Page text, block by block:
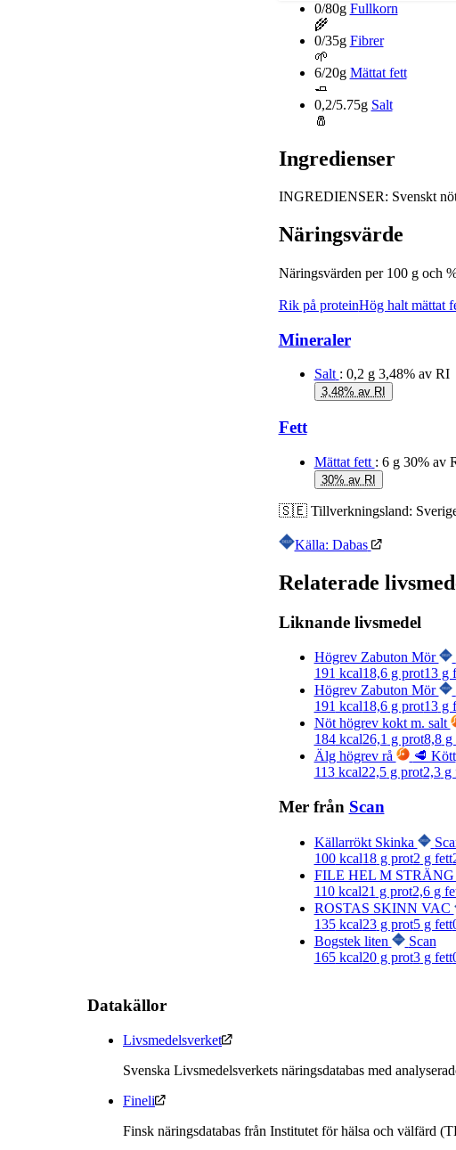
0/80g Fullkorn
🌾
0/35g Fibrer
🌱
6/20g Mättat fett
🧈
0,2/5.75g Salt
🧂
Ingredienser
INGREDIENSER: Svenskt
Näringsvärde
Näringsvärden per 100 g och
Rik på proteinHög halt mättat
Mineraler
Salt : 0,2 g 3,48% av RI
3,48% av RI
Fett
Mättat fett : 6 g 30% av
30% av RI
🇸🇪 Tillverkningsland:
Källa: Dabas
Relaterade
Liknande livsmedel
Högrev Zabuton Mör
191 kcal18,6g prot13g
Högrev Zabuton Mör
191 kcal18,6g prot13g
Nöt högrev kokt m. salt
184kcal26,1 g prot8,8g
Älg högrev rå
🥩 Kött
113kcal22,5g prot2,3g
Mer från Scan
Källarrökt Skinka
100kcal18g prot2 g fett
FILE HEL M STRÄNG
110kcal21 g prot2,6g
ROSTAS SKINN VAC
135kcal23g prot5g fett
Bogstek liten
Scan
165kcal20g prot3g fett
Datakällor
Livsmedelsverket
Svenska Livsmedelsverkets näringsdatabas med
Fineli
Finsk näringsdatabas från Institutet för hälsa och välfärd